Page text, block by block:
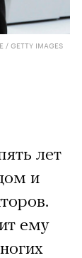
/ GETTY IMAGES
лет
и
ему